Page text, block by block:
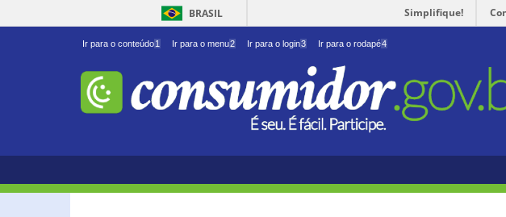
BRASIL Simplifique!
Ir para o conteúdo1 Ir para o menu2 Ir para o login3 Ir para o rodapé4